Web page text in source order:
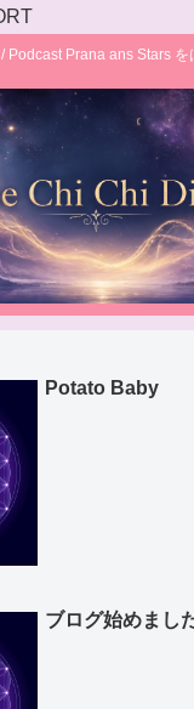
Podcast Prana ans Stars を
Potato Baby
ブログ始めまし